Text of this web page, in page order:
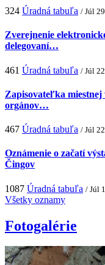
324 Úradná tabuľa / Júl
Zverejnenie
delegovaní…
461 Úradná tabuľa / Júl
Zapisovateľka
orgánov…
467 Úradná tabuľa / Júl
Oznámenie o začatí
Čingov
1087 Úradná tabuľa / Júl
Všetky oznamy
Fotogalérie